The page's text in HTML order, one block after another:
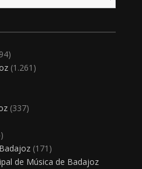
(1.261)
(337)
(171)
de Música de Badajoz